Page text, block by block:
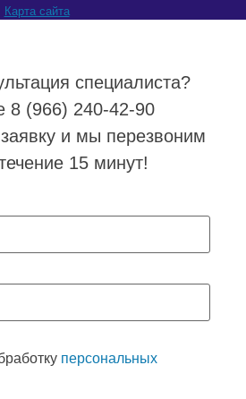
Карта сайта
специалиста?
8 (966) 240-42-90
и мы перезвоним
15 минут!
персональных